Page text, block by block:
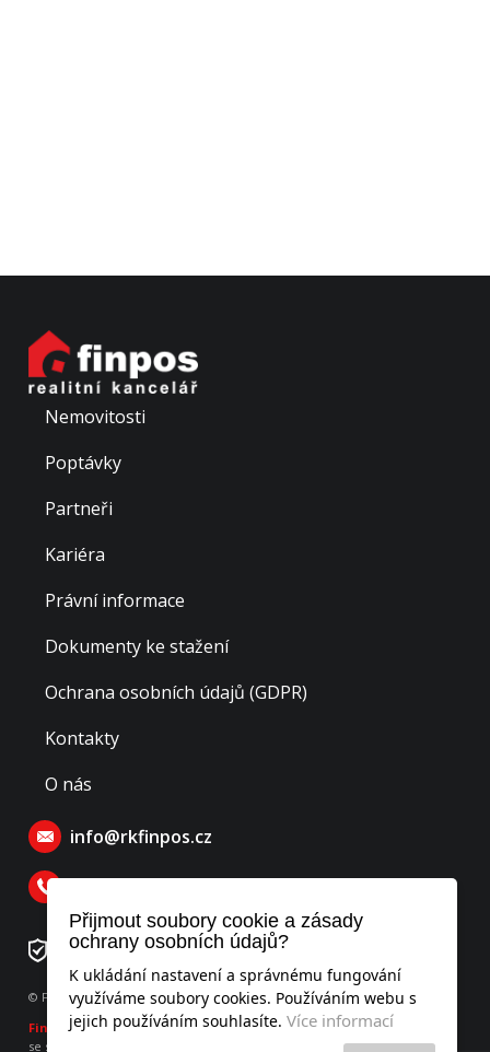
Přijmout soubory cookie a zásady
ochrany osobních údajů?
K ukládání nastavení a správnému fungování
využíváme soubory cookies. Používáním webu s
jejich používáním souhlasíte. Více informací
Nemovitosti
Poptávky
Partneři
Kariéra
Právní informace
Dokumenty ke stažení
Ochrana osobních údajů (GDPR)
Kontakty
O nás
info@rkfinpos.cz
Číslo rezervačního účtu: 276478195/0300
© Finpos realitní kancelář s.r.o., všechna práva vyhrazena
Finposrealitní kancelář s.r.o.
se sídlem Hodějovského 541, Benešov 256 01, IČO: 052 53 951